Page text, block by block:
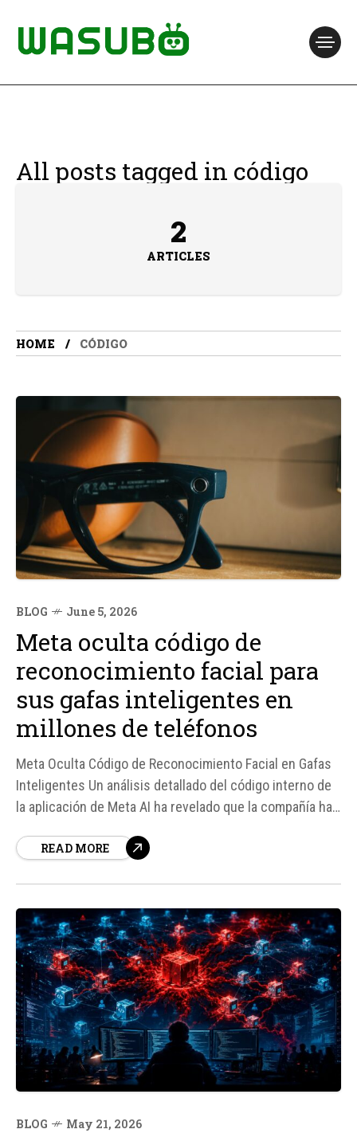
All posts tagged in código
2
ARTICLES
HOME CÓDIGO
BLOG June 5, 2026
Meta oculta código de
reconocimiento facial para
sus gafas inteligentes en
millones de teléfonos
Meta Oculta Código de Reconocimiento Facial en Gafas
Inteligentes Un análisis detallado del código interno de
la aplicación de Meta AI ha revelado que la compañía ha
reconocimiento facial plenamente funcional en los
READ MORE
BLOG May 21, 2026